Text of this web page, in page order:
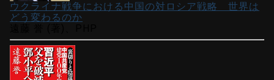
ウクライナ戦争における中国の対ロシア戦略 世界は
どう変わるのか